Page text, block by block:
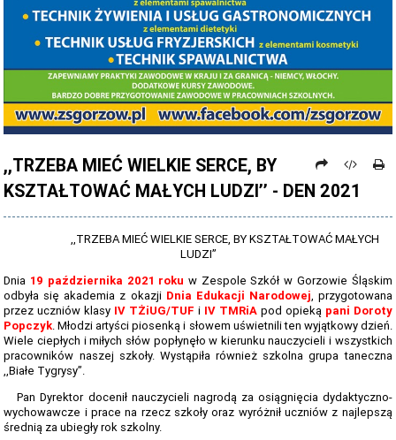
ZDJĘCIA GRUPOWE 2022 - 2023
KADRA PEDAGOGICZNA
DANE OSOBOWE
PROJEKT: "NOWE SPOJRZENIE - NOWE MOŻLIWOŚCI - SPOJRZENIE W
PRZYSZŁOŚĆ"
NABÓR NA ROK SZKOLNY 2026/2027
NASZE KIERUNKI TECHNIKUM - 2026-2027 - OPIS
TERMINARZ REKRUTACJI 2026-2027
TMRIA - ROLNICTWO Z ELEMENTAMI SPAWALNICTWA
TŻIUG - GASTRONOMIA Z ELEMENTAMI DIETETYKI
TUF - FRYZJERSTWO Z ELEMENTAMI KOSMETYKI
TS - TECHNIKUM SPAWALNICTWA
,,TRZEBA MIEĆ WIELKIE SERCE, BY
KSZTAŁTOWAĆ MAŁYCH LUDZI’’ - DEN 2021
,,TRZEBA MIEĆ WIELKIE SERCE, BY KSZTAŁTOWAĆ MAŁYCH
LUDZI’’
Dnia 19 października 2021 roku w Zespole Szkół w Gorzowie Śląskim
odbyła się akademia z okazji Dnia Edukacji Narodowej, przygotowana
przez uczniów klasy IV TŻiUG/TUF i IV TMRiApod opieką pani Doroty
Popczyk. Młodzi artyści piosenką i słowem uświetnili ten wyjątkowy dzień.
Wiele ciepłych i miłych słów popłynęło w kierunku nauczycieli i wszystkich
pracowników naszej szkoły. Wystąpiła również szkolna grupa taneczna
,,Białe Tygrysy’’.
Pan Dyrektor docenił nauczycieli nagrodą za osiągnięcia dydaktyczno-
wychowawcze i prace na rzecz szkoły oraz wyróżnił uczniów z najlepszą
średnią za ubiegły rok szkolny.